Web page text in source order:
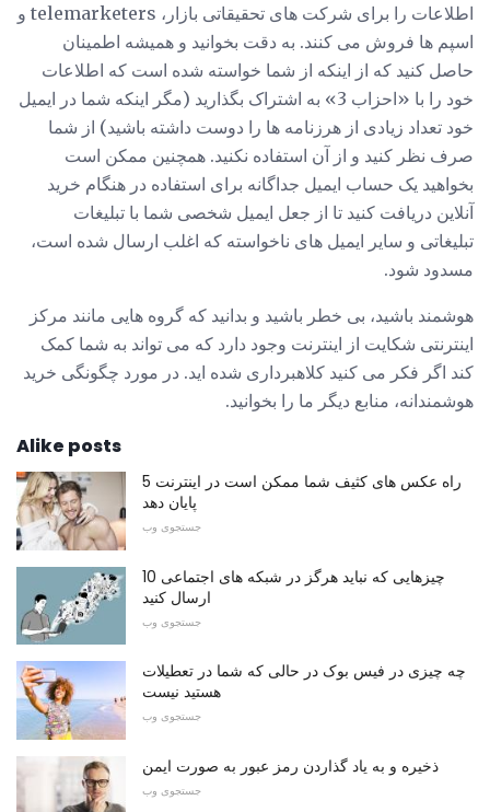
اطلاعات را برای شرکت های تحقیقاتی بازار، telemarketers و
اسپم ها فروش می کنند. به دقت بخوانید و همیشه اطمینان
حاصل کنید که از اینکه از شما خواسته شده است که اطلاعات
خود را با «احزاب 3» به اشتراک بگذارید (مگر اینکه شما در ایمیل
خود تعداد زیادی از هرزنامه ها را دوست داشته باشید) از شما
صرف نظر کنید و از آن استفاده نکنید. همچنین ممکن است
بخواهید یک حساب ایمیل جداگانه برای استفاده در هنگام خرید
آنلاین دریافت کنید تا از جعل ایمیل شخصی شما با تبلیغات
تبلیغاتی و سایر ایمیل های ناخواسته که اغلب ارسال شده است،
مسدود شود.
هوشمند باشید، بی خطر باشید و بدانید که گروه هایی مانند مرکز
اینترنتی شکایت از اینترنت وجود دارد که می تواند به شما کمک
کند اگر فکر می کنید کلاهبرداری شده اید. در مورد چگونگی خرید
هوشمندانه، منابع دیگر ما را بخوانید.
Alike posts
5 راه عکس های کثیف شما ممکن است در اینترنت
پایان دهد
جستجوی وب
10 چیزهایی که نباید هرگز در شبکه های اجتماعی
ارسال کنید
جستجوی وب
چه چیزی در فیس بوک در حالی که شما در تعطیلات
هستید نیست
جستجوی وب
ذخیره و به یاد گذاردن رمز عبور به صورت ایمن
جستجوی وب